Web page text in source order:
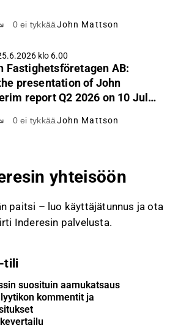
0ei tykkääJohn Mattson
klo 6.00
Fastighetsföretagen AB:
presentation of John
report Q2 2026 on 10 July
0ei tykkääJohn Mattson
yhteisöön
paitsi – luo käyttäjätunnus ja ota
Inderesin palvelusta.
tili
suosituin aamukatsaus
kommentit ja